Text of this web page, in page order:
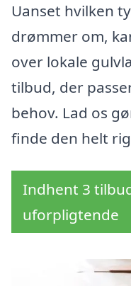
Uanset hvilken
drømmer om,
over lokale
tilbud, der
behov. Lad os
finde den helt
Indhent 3
uforpligtende